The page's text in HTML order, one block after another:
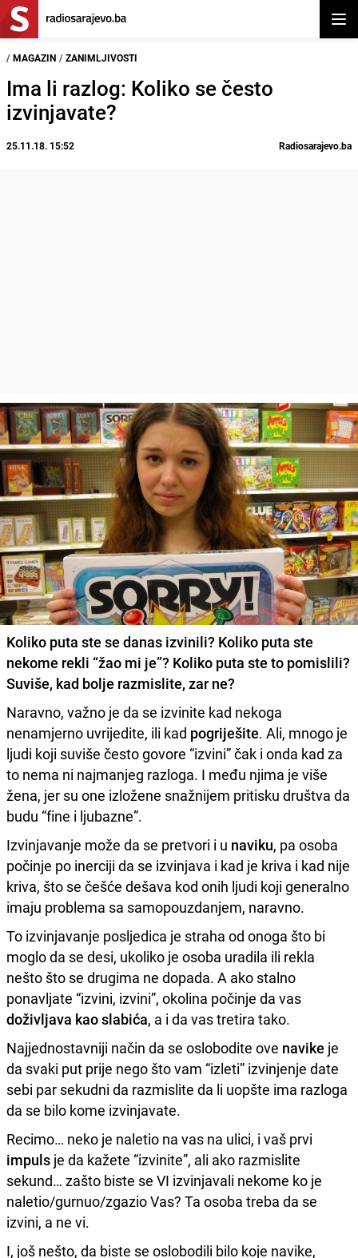
/ MAGAZIN / ZANIMLJIVOSTI
Ima li razlog: Koliko se često
izvinjavate?
25.11.18. 15:52 Radiosarajevo.ba
Koliko puta ste se danas izvinili? Koliko puta ste
nekome rekli “žao mi je”? Koliko puta ste to pomislili?
Suviše, kad bolje razmislite, zar ne?
Naravno, važno je da se izvinite kad nekoga
nenamjerno uvrijedite, ili kad pogriješite. Ali, mnogo je
ljudi koji suviše često govore “izvini” čak i onda kad za
to nema ni najmanjeg razloga. I među njima je više
žena, jer su one izložene snažnijem pritisku društva da
budu “fine i ljubazne”.
Izvinjavanje može da se pretvori i u naviku, pa osoba
počinje po inerciji da se izvinjava i kad je kriva i kad nije
kriva, što se češće dešava kod onih ljudi koji generalno
imaju problema sa samopouzdanjem, naravno.
To izvinjavanje posljedica je straha od onoga što bi
moglo da se desi, ukoliko je osoba uradila ili rekla
nešto što se drugima ne dopada. A ako stalno
ponavljate “izvini, izvini”, okolina počinje da vas
doživljava kao slabića, a i da vas tretira tako.
Najjednostavniji način da se oslobodite ove navike je
da svaki put prije nego što vam “izleti” izvinjenje date
sebi par sekudni da razmislite da li uopšte ima razloga
da se bilo kome izvinjavate.
Recimo… neko je naletio na vas na ulici, i vaš prvi
impuls je da kažete “izvinite”, ali ako razmislite
sekund… zašto biste se VI izvinjavali nekome ko je
naletio/gurnuo/zgazio Vas? Ta osoba treba da se
izvini, a ne vi.
I, još nešto, da biste se oslobodili bilo koje navike,